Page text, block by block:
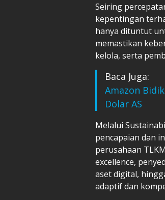
Seiring
kepentingan
hanya dituntut
memastikan
kelola, serta
Baca Juga:
Amazon
Dolar AS
Melalui
pencapaian dan
perusahaan
excellence,
aset digital,
adaptif dan